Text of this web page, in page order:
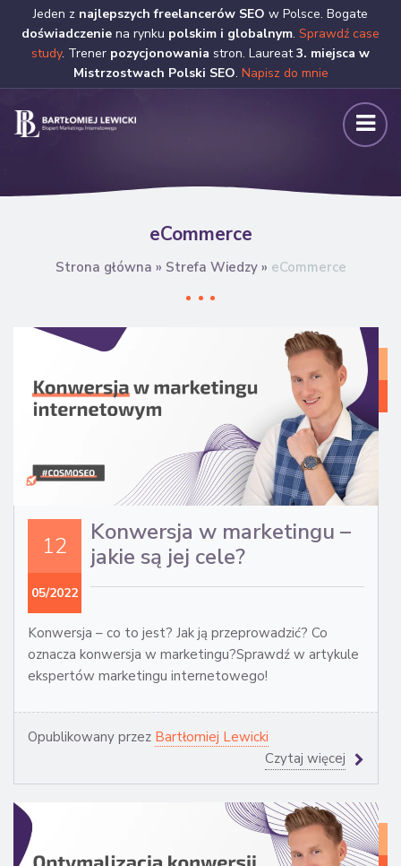
Jeden z najlepszych freelancerów SEO w Polsce. Bogate
doświadczenie na rynku polskim i globalnym. Sprawdź case
study. Trener pozycjonowania stron. Laureat3. miejsca w
Mistrzostwach Polski SEO. Napisz do mnie
eCommerce
Strona główna » Strefa Wiedzy» eCommerce
12
05/2022
Konwersja w marketingu –
jakie są jej cele?
Konwersja – co to jest? Jak ją przeprowadzić? Co
oznacza konwersja w marketingu?Sprawdź w artykule
ekspertów marketingu internetowego!
Opublikowany przez Bartłomiej Lewicki
Czytaj więcej